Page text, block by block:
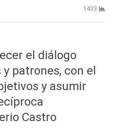
1433
el diálogo
patrones, con el
y asumir
Castro